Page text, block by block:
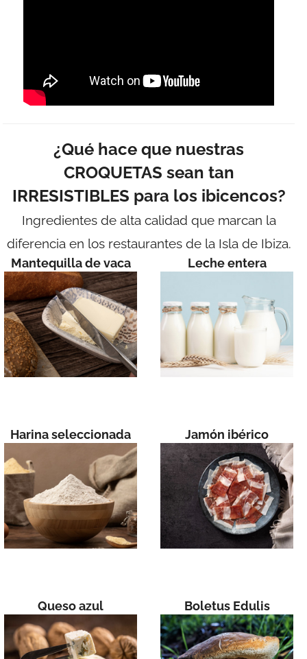
¿Qué hace que nuestras
CROQUETAS sean tan
IRRESISTIBLES para los ibicencos?
Ingredientes de alta calidad que marcan la
diferencia en los restaurantes de la Isla de Ibiza.
Mantequilla de vaca Leche entera
Harina seleccionada Jamón ibérico
Queso azul Boletus Edulis